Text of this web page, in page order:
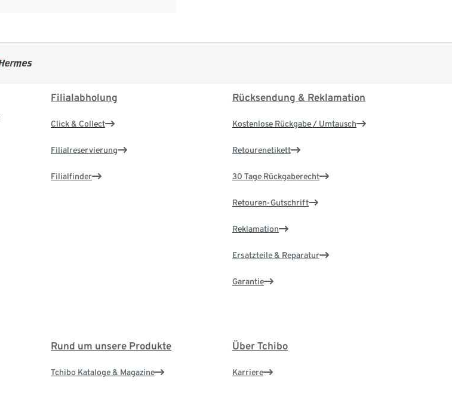
Filialabholung
Click & Collect
Filialreservierung
Filialfinder
Rücksendung & Reklamation
Kostenlose Rückgabe / Umtausch
Retourenetikett
30 Tage Rückgaberecht
Retouren-Gutschrift
Reklamation
Ersatzteile & Reparatur
Garantie
Rund um unsere Produkte
Tchibo Kataloge & Magazine
Über Tchibo
Karriere